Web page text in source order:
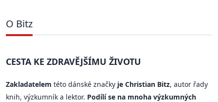
O Bitz
CESTA KE ZDRAVĚJŠÍMU ŽIVOTU
Zakladatelem této dánské značky je Christian Bitz, autor řady
knih, výzkumník a lektor. Podílí se na mnoha výzkumných